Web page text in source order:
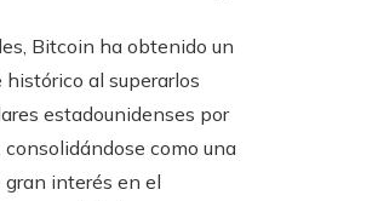
Bitcoin ha obtenido un
histórico al superarlos
estadounidenses por
consolidándose como una
interés en el